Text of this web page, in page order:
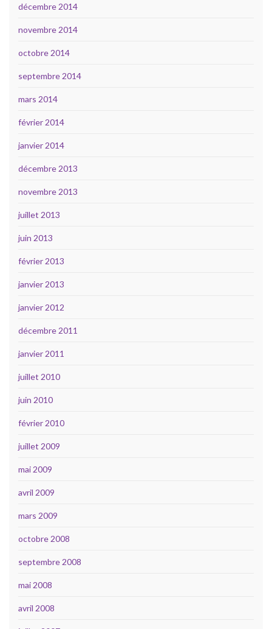
décembre 2014
novembre 2014
octobre 2014
septembre 2014
mars 2014
février 2014
janvier 2014
décembre 2013
novembre 2013
juillet 2013
juin 2013
février 2013
janvier 2013
janvier 2012
décembre 2011
janvier 2011
juillet 2010
juin 2010
février 2010
juillet 2009
mai 2009
avril 2009
mars 2009
octobre 2008
septembre 2008
mai 2008
avril 2008